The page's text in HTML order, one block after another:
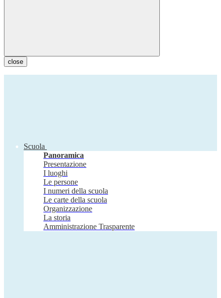
close
Scuola
Panoramica
Presentazione
I luoghi
Le persone
I numeri della scuola
Le carte della scuola
Organizzazione
La storia
Amministrazione Trasparente